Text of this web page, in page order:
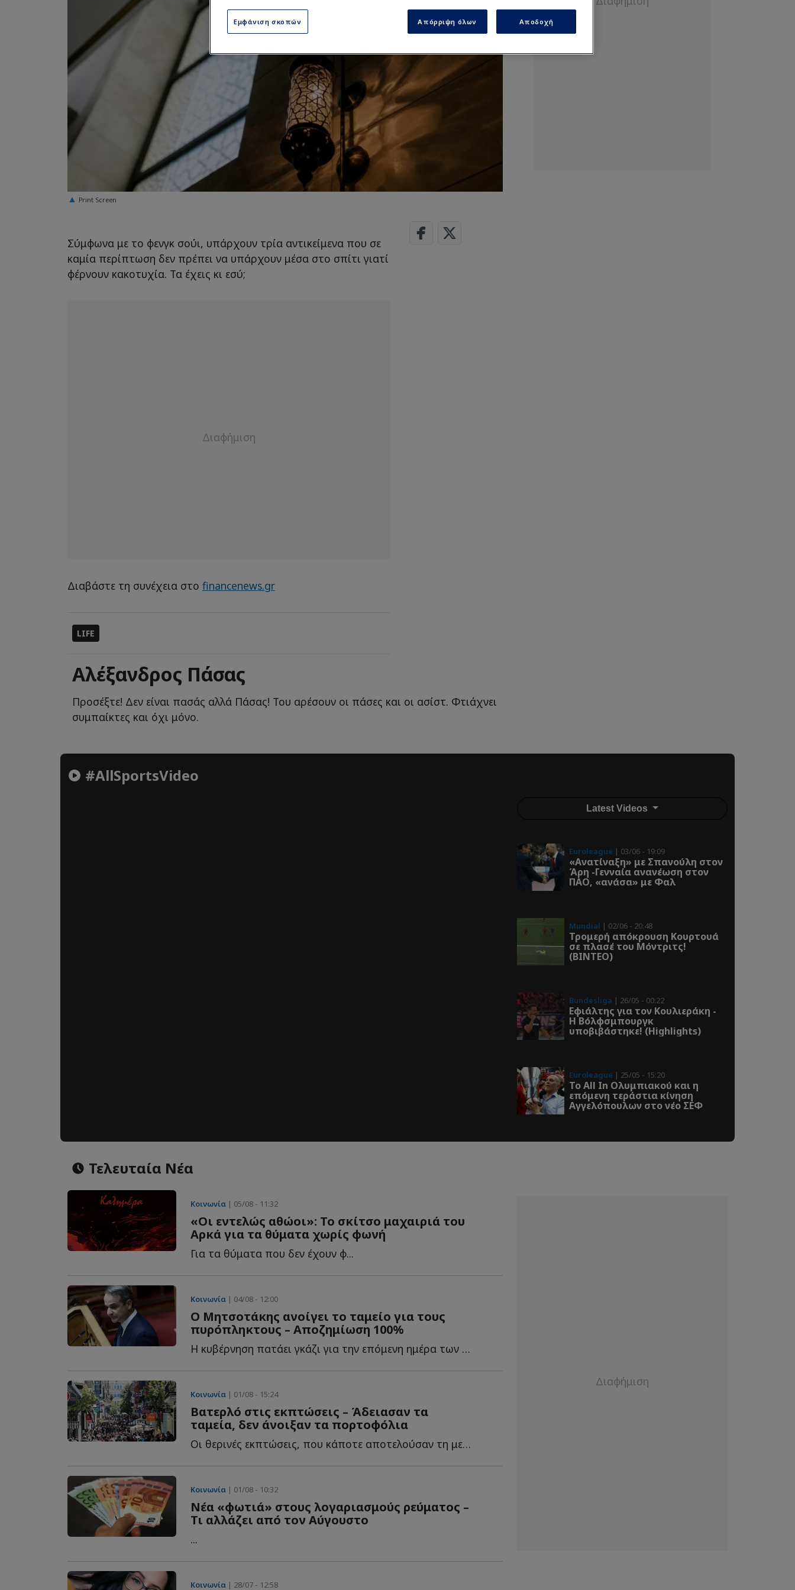
Print Screen
Σύμφωνα με το φενγκ σούι, υπάρχουν τρία αντικείμενα που σε
καμία περίπτωση δεν πρέπει να υπάρχουν μέσα στο σπίτι γιατί
φέρνουν κακοτυχία. Τα έχεις κι εσύ;
Διαβάστε τη συνέχεια στο financenews.gr
LIFE
Αλέξανδρος Πάσας
Προσέξτε! Δεν είναι πασάς αλλά Πάσας! Του αρέσουν οι πάσες και οι ασίστ. Φτιάχνει
συμπαίκτες και όχι μόνο.
#AllSportsVideo
Latest Videos
Euroleague | 03/06 - 19:09
«Ανατίναξη» με Σπανούλη στον
Άρη -Γενναία ανανέωση στον
ΠΑΟ, «ανάσα» με Φαλ
Mundial | 02/06 - 20:48
Τρομερή απόκρουση Κουρτουά
σε πλασέ του Μόντριτς!
(ΒΙΝΤΕΟ)
Bundesliga | 26/05 - 00:22
Εφιάλτης για τον Κουλιεράκη -
Η Βόλφσμπουργκ
υποβιβάστηκε! (Highlights)
Euroleague | 25/05 - 15:20
Το All In Ολυμπιακού και η
επόμενη τεράστια κίνηση
Αγγελόπουλων στο νέο ΣΕΦ
Τελευταία Νέα
Κοινωνία | 05/08 - 11:32
«Οι εντελώς αθώοι»: Το σκίτσο μαχαιριά του
Αρκά για τα θύματα χωρίς φωνή
Για τα θύματα που δεν έχουν φ...
Κοινωνία | 04/08 - 12:00
Ο Μητσοτάκης ανοίγει το ταμείο για τους
πυρόπληκτους – Αποζημίωση 100%
Η κυβέρνηση πατάει γκάζι για την επόμενη ημέρα των κ...
Κοινωνία | 01/08 - 15:24
Βατερλό στις εκπτώσεις – Άδειασαν τα
ταμεία, δεν άνοιξαν τα πορτοφόλια
Οι θερινές εκπτώσεις, που κάποτε αποτελούσαν τη μεγάλη «...
Κοινωνία | 01/08 - 10:32
Νέα «φωτιά» στους λογαριασμούς ρεύματος –
Τι αλλάζει από τον Αύγουστο
...
Κοινωνία | 28/07 - 12:58
Εμφάνιση σκοπών Απόρριψη όλων Αποδοχή